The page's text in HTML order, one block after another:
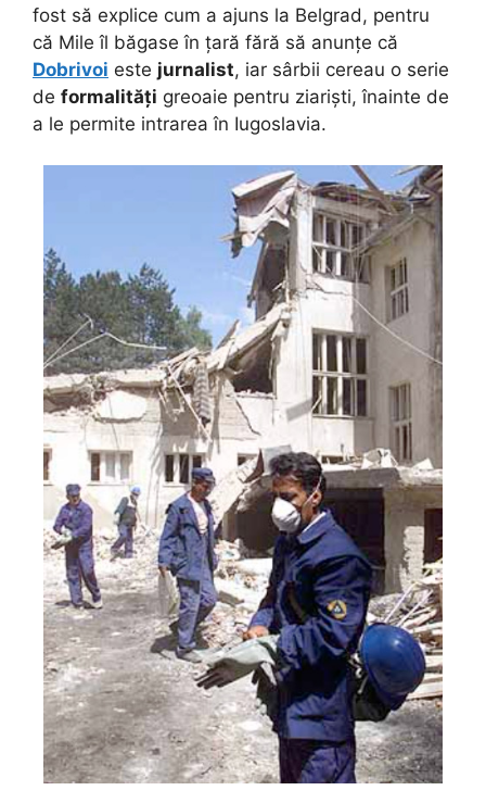
fost să explice cum a ajuns la Belgrad, pentru
că Mile îl băgase în țară fără să anunțe că
Dobrivoi este jurnalist, iar sârbii cereau o serie
de formalități greoaie pentru ziariști, înainte de
a le permite intrarea în Iugoslavia.